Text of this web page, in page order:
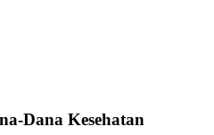
Dana Kesehatan